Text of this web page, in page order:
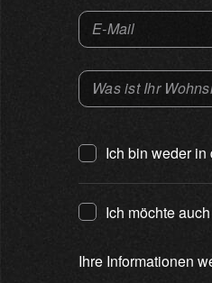
E-Mail
Select an Option
Was ist Ihr
Ich bin weder
Ich möchte
Ihre Informationen